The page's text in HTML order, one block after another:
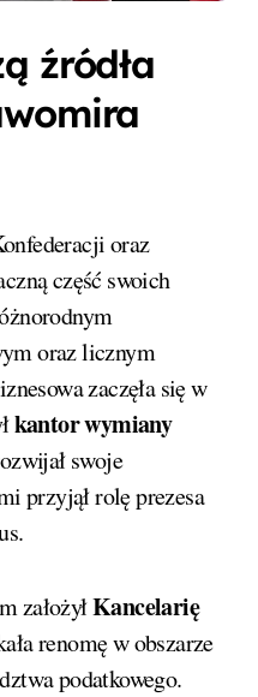
źródła
oraz
część swoich
oraz licznym
zaczęła się w
kantor wymiany
swoje
przyjął rolę prezesa
założyłKancelarię
renomę w obszarze
podatkowego.